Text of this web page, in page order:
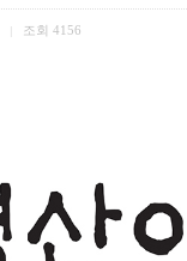
조회 4156